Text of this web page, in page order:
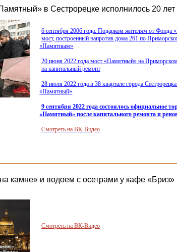
в Сестрорецке исполнилось 20 лет
6 сентября 2006 года. Подарком жителям от Фонда
мост, построенный напротив дома 261 по
«Памятным»
20 июня 2022 года мост «Памятный» на
на капитальный ремонт
28 июля 2022 года в 38 квартале города
«Памятный»
9 сентября 2022 года состоялось официальное
«Памятный» после капитального ремонта и
Смотреть на ВК-Видео
камне» и водоем с осетрами у кафе «Бриз»
Смотреть на ВК-Видео